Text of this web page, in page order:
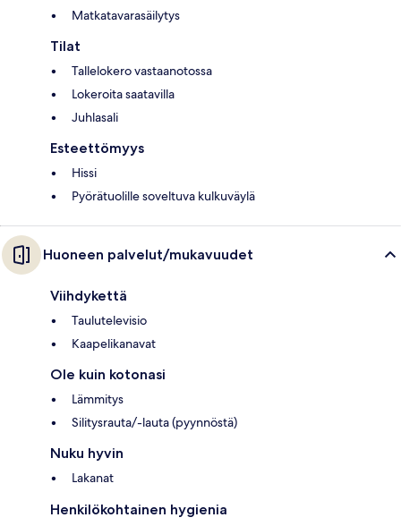
Matkatavarasäilytys
Tilat
Tallelokero vastaanotossa
Lokeroita saatavilla
Juhlasali
Esteettömyys
Hissi
Pyörätuolille soveltuva kulkuväylä
Huoneen palvelut/mukavuudet
Viihdykettä
Taulutelevisio
Kaapelikanavat
Ole kuin kotonasi
Lämmitys
Silitysrauta/-lauta (pyynnöstä)
Nuku hyvin
Lakanat
Henkilökohtainen hygienia